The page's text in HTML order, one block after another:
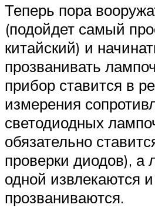
Теперь пора
(подойдет самый
китайский) и
прозванивать
прибор ставится в
измерения
светодиодных
обязательно
проверки диодов), а
одной извлекаются и
прозваниваются.